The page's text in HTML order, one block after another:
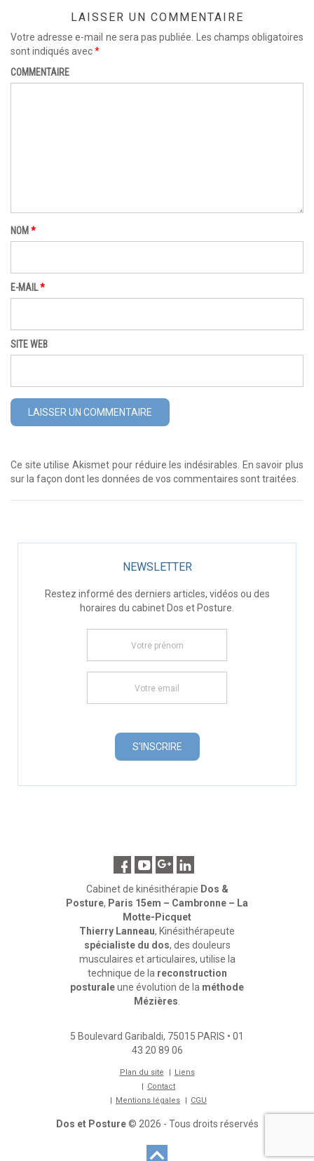
LAISSER UN COMMENTAIRE
Votre adresse e-mail ne sera pas publiée.
Les champs obligatoires
sont indiqués avec*
COMMENTAIRE
NOM *
E-MAIL*
SITE WEB
Ce site utilise Akismet pour réduire les indésirables.
En savoir plus
sur la façon dont les données de vos commentaires sont traitées
NEWSLETTER
Restez informé des derniers articles, vidéos ou des
horaires du cabinet Dos et Posture.
Cabinet de kinésithérapie Dos &
Posture, Paris 15em – Cambronne – La
Motte-Picquet
Thierry Lanneau, Kinésithérapeute
spécialiste du dos, des douleurs
musculaires et articulaires, utilise la
technique de la reconstruction
posturaleune évolution de la méthode
Mézières
5 Boulevard Garibaldi, 75015 PARIS • 01
43 20 89 06
Plan du site
Liens
Contact
Mentions légales
CGU
Dos et Posture© 2026 - Tous droits réservés